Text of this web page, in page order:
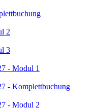
2
3
- Modul 1
- Komplettbuchung
- Modul 2